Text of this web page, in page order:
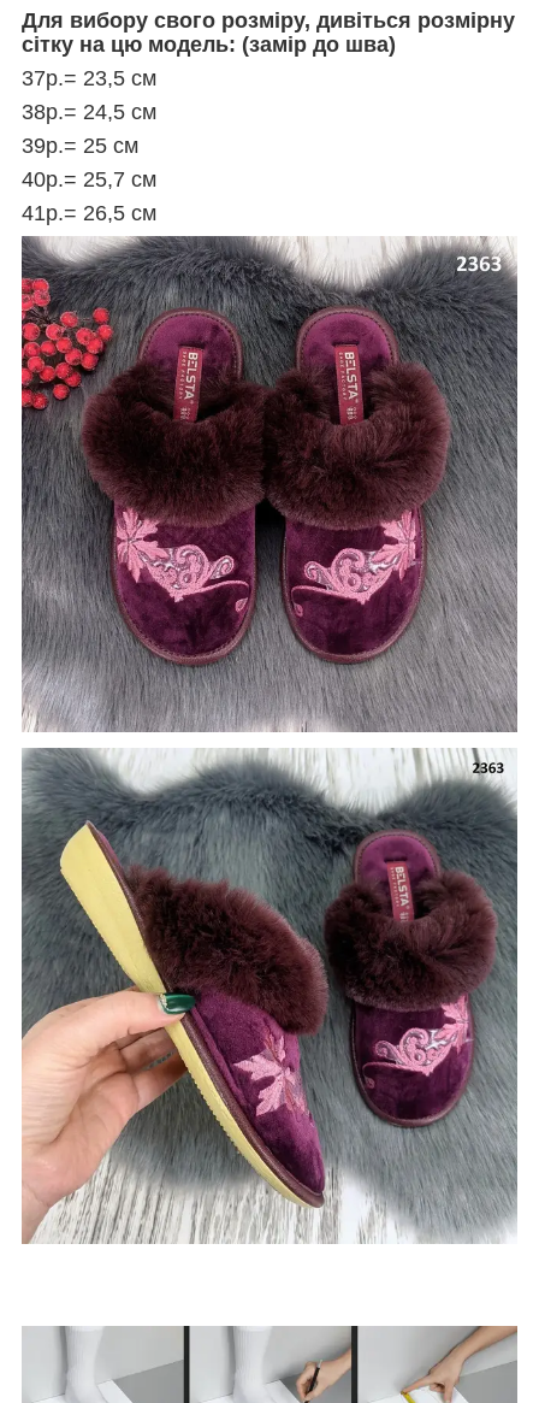
Для вибору свого розміру, дивіться розмірну
сітку на цю модель: (замір до шва)
37р.= 23,5 см
38р.= 24,5 см
39р.= 25 см
40р.= 25,7 см
41р.= 26,5 см